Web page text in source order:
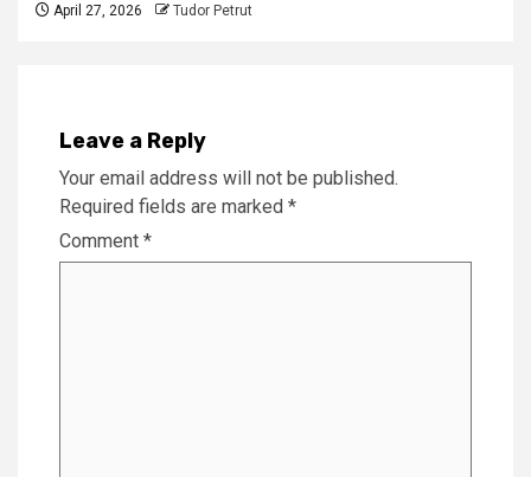
April 27, 2026 Tudor Petrut
Leave a Reply
Your email address will not be published.
Required fields are marked *
Comment *